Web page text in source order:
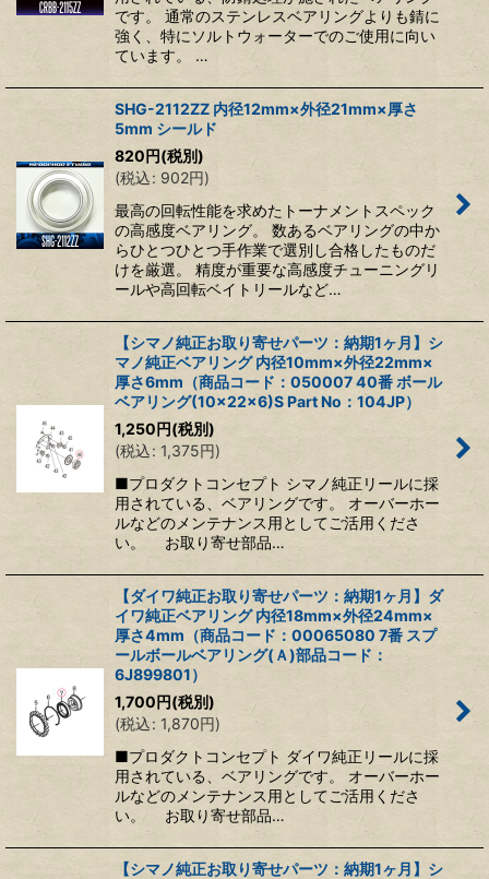
です。 通常のステンレスベアリングよりも錆に
強く、特にソルトウォーターでのご使用に向い
ています。 …
SHG-2112ZZ 内径12mm×外径21mm×厚さ
5mm シールド
820円(税別)
(税込: 902円)
最高の回転性能を求めたトーナメントスペック
の高感度ベアリング。 数あるベアリングの中か
らひとつひとつ手作業で選別し合格したものだ
けを厳選。 精度が重要な高感度チューニングリ
ールや高回転ベイトリールなど…
【シマノ純正お取り寄せパーツ：納期1ヶ月】シ
マノ純正ベアリング 内径10mm×外径22mm×
厚さ6mm（商品コード：050007 40番 ボール
ベアリング(10×22×6)S Part No：104JP）
1,250円(税別)
(税込: 1,375円)
■プロダクトコンセプト シマノ純正リールに採
用されている、ベアリングです。 オーバーホー
ルなどのメンテナンス用としてご活用くださ
い。 お取り寄せ部品…
【ダイワ純正お取り寄せパーツ：納期1ヶ月】ダ
イワ純正ベアリング 内径18mm×外径24mm×
厚さ4mm（商品コード：00065080 7番 スプ
ールボールベアリング(Ａ)部品コード：
6J899801）
1,700円(税別)
(税込: 1,870円)
■プロダクトコンセプト ダイワ純正リールに採
用されている、ベアリングです。 オーバーホー
ルなどのメンテナンス用としてご活用くださ
い。 お取り寄せ部品…
【シマノ純正お取り寄せパーツ：納期1ヶ月】シ